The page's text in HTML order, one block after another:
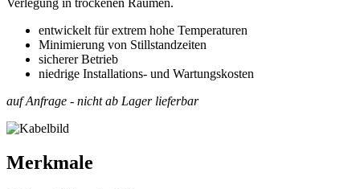
Verlegung in trockenen Räumen.
entwickelt für extrem hohe Temperaturen
Minimierung von Stillstandzeiten
sicherer Betrieb
niedrige Installations- und Wartungskosten
auf Anfrage - nicht ab Lager lieferbar
Merkmale